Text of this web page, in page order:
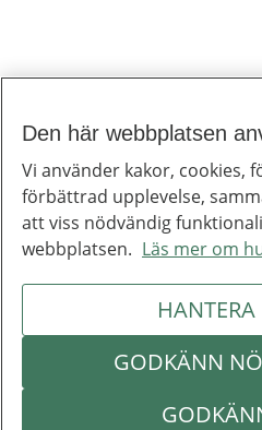
Till toppen av sidan
Inera
Inera är ett digitaliseringsbolag som
Om Inera
Jobba hos oss
Ineras nyhetsbrev
Inera på LinkedIn
Om webbplatsen
Följ Inera
Den här webbplatsen
Vi använder kakor, cookies,
förbättrad upplevelse,
att viss nödvändig
webbplatsen. Läs mer om
GODKÄNN